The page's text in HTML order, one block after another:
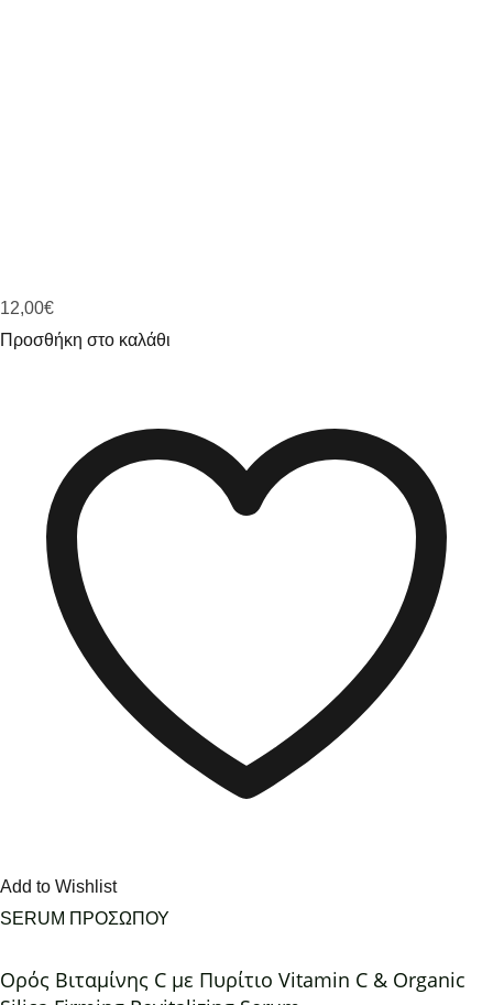
12,00€
Προσθήκη στο καλάθι
Add to Wishlist
SERUM ΠΡΟΣΩΠΟΥ
Ορός Βιταμίνης C με Πυρίτιο Vitamin C & Organic